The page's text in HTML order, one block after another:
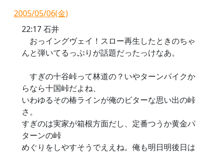
2005/05/06(金)
22:17 石井
おっイングヴェイ！スロー再生したときのちゃ
んと弾いてるっぷりが話題だったっけなあ。
すぎの十谷峠って林道の？いやターンパイクか
らなら十国峠だよね、
いわゆるその椿ラインが俺のビターな思い出の峠
さ。
すぎのは実家が箱根方面だし、定番つうか黄金パ
ターンの峠
めぐりをしやすそうでええね。俺も明日明後日は